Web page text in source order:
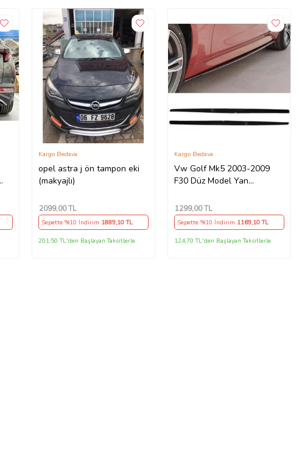
opel astra j ön tampon eki
(makyajlı)
Kargo Bedava
2099,00 TL
Sepette %10 İndirim 1889,10 TL
201,50 TL'den Başlayan Taksitlerle
Vw Golf Mk5 2003-2009
F30 Düz Model Yan
Black
Kargo Bedava
1299,00 TL
Sepette %10 İndirim 1169,10 TL
124,70 TL'den Başlayan Taksitlerle